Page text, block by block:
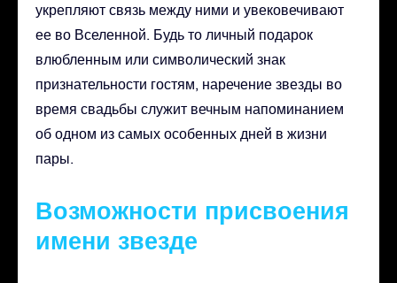
укрепляют связь между ними и увековечивают
ее во Вселенной. Будь то личный подарок
влюбленным или символический знак
признательности гостям, наречение звезды во
время свадьбы служит вечным напоминанием
об одном из самых особенных дней в жизни
пары.
Возможности присвоения
имени звезде